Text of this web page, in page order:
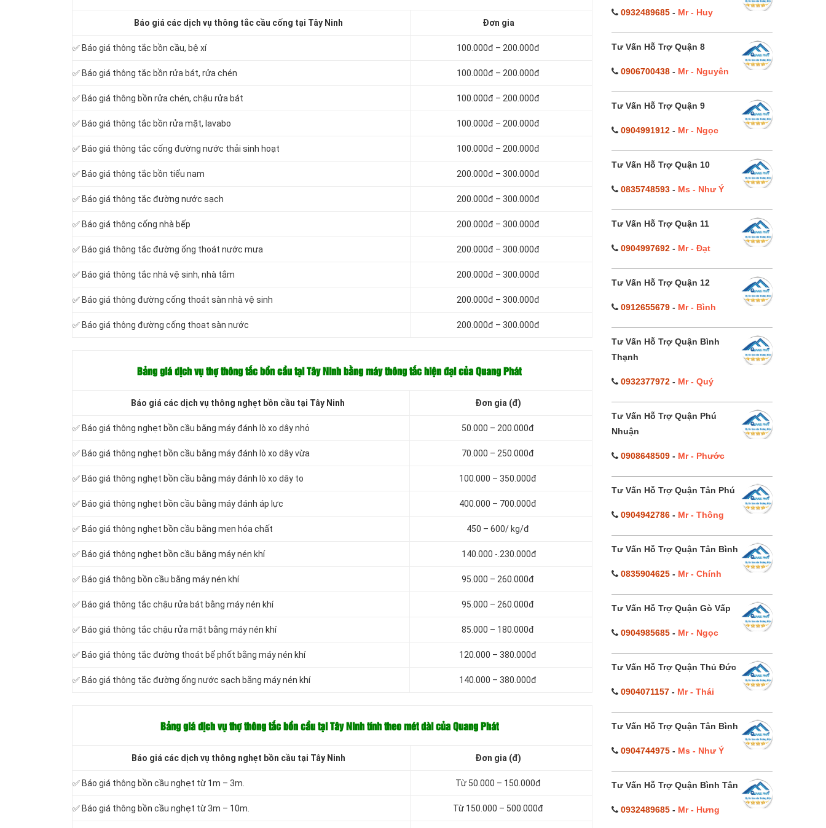
Báo giá các dịch vụ thông tắc cầu cống tại Tây Ninh Đơn gia
✅ Báo giá thông tắc bồn cầu, bệ xí 100.000đ – 200.000đ
✅ Báo giá thông tắc bồn rửa bát, rửa chén 100.000đ – 200.000đ
✅ Báo giá thông bồn rửa chén, chậu rửa bát 100.000đ – 200.000đ
✅ Báo giá thông tắc bồn rửa mặt, lavabo 100.000đ – 200.000đ
‎✅ Báo giá thông tắc cống đường nước thải sinh hoạt 100.000đ – 200.000đ
✅ Báo giá thông tắc bồn tiểu nam 200.000đ – 300.000đ
✅ Báo giá thông tắc đường nước sạch 200.000đ – 300.000đ
✅ Báo giá thông cống nhà bếp 200.000đ – 300.000đ
✅ Báo giá thông tắc đường ống thoát nước mưa 200.000đ – 300.000đ
✅ Báo giá thông tắc nhà vệ sinh, nhà tắm 200.000đ – 300.000đ
✅ Báo giá thông đường cống thoát sàn nhà vệ sinh 200.000đ – 300.000đ
✅ Báo giá thông đường cống thoat sàn nước 200.000đ – 300.000đ
Bảng giá dịch vụ thợ thông tắc bồn cầu tại Tây Ninh bằng máy thông tắc hiện đại của Quang Phát
Báo giá các dịch vụ thông nghẹt bồn cầu tại Tây Ninh Đơn gia (đ)
✅ Báo giá thông nghẹt bồn cầu bằng máy đánh lò xo dây nhỏ 50.000 – 200.000đ
✅ Báo giá thông nghẹt bồn cầu bằng máy đánh lò xo dây vừa 70.000 – 250.000đ
✅ Báo giá thông nghẹt bồn cầu bằng máy đánh lò xo dây to 100.000 – 350.000đ
✅ Báo giá thông nghẹt bồn cầu bằng máy đánh áp lực 400.000 – 700.000đ
✅ Báo giá thông nghẹt bồn cầu bằng men hóa chất 450 – 600/ kg/đ
✅ Báo giá thông nghẹt bồn cầu bằng máy nén khí 140.000 -.230.000đ
✅ Báo giá thông bồn cầu bằng máy nén khí 95.000 – 260.000đ
✅ Báo giá thông tắc chậu rửa bát bằng máy nén khí 95.000 – 260.000đ
✅ Báo giá thông tắc chậu rửa mặt bằng máy nén khí 85.000 – 180.000đ
✅ Báo giá thông tắc đường thoát bể phốt bằng máy nén khí 120.000 – 380.000đ
✅ Báo giá thông tắc đường ống nước sạch bằng máy nén khí 140.000 – 380.000đ
Bảng giá dịch vụ thợ thông tắc bồn cầu tại Tây Ninh tính theo mét dài của Quang Phát
Báo giá các dịch vụ thông nghẹt bồn cầu tại Tây Ninh Đơn gia (đ)
✅ Báo giá thông bồn cầu nghẹt từ 1m – 3m. Từ 50.000 – 150.000đ
✅ Báo giá thông bồn cầu nghẹt từ 3m – 10m. Từ 150.000 – 500.000đ
0932489685- Mr - Huy
Tư Vấn Hỗ Trợ Quận 8
0906700438- Mr - Nguyên
Tư Vấn Hỗ Trợ Quận 9
0904991912- Mr - Ngọc
Tư Vấn Hỗ Trợ Quận 10
0835748593- Ms - Như Ý
Tư Vấn Hỗ Trợ Quận 11
0904997692- Mr - Đạt
Tư Vấn Hỗ Trợ Quận 12
0912655679- Mr - Bình
Tư Vấn Hỗ Trợ Quận Bình
Thạnh
0932377972- Mr - Quý
Tư Vấn Hỗ Trợ Quận Phú
Nhuận
0908648509- Mr - Phước
Tư Vấn Hỗ Trợ Quận Tân Phú
0904942786- Mr - Thông
Tư Vấn Hỗ Trợ Quận Tân Bình
0835904625- Mr - Chính
Tư Vấn Hỗ Trợ Quận Gò Vấp
0904985685- Mr - Ngọc
Tư Vấn Hỗ Trợ Quận Thủ Đức
0904071157- Mr - Thái
Tư Vấn Hỗ Trợ Quận Tân Bình
0904744975- Ms - Như Ý
Tư Vấn Hỗ Trợ Quận Bình Tân
0932489685- Mr - Hưng